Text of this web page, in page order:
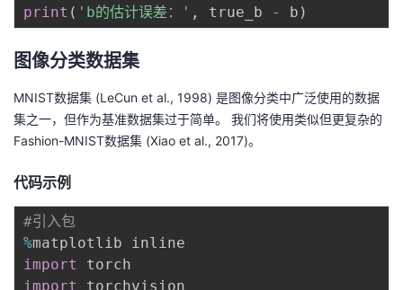
print ( 'b的估计误差：' , true_b - b )
图像分类数据集
MNIST数据集 (LeCun et al., 1998) 是图像分类中广泛使用的数据
集之一，但作为基准数据集过于简单。 我们将使用类似但更复杂的
Fashion-MNIST数据集 (Xiao et al., 2017)。
代码示例
#引入包
%
import
import